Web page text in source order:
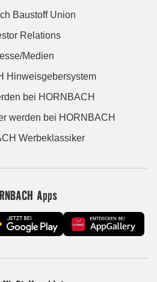
Baustoff Union
Relations
Medien
Hinweisgebersystem
bei HORNBACH
werden bei HORNBACH
Werbeklassiker
Apps